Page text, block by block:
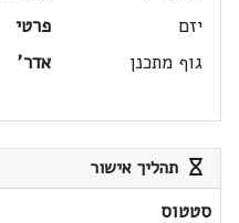
יזם
פרטי
גוף מתכנן
אדר'
תהליך אישור
סטטוס